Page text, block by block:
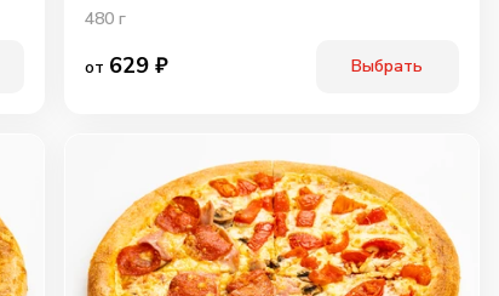
480г
от 629 ₽ Выбрать